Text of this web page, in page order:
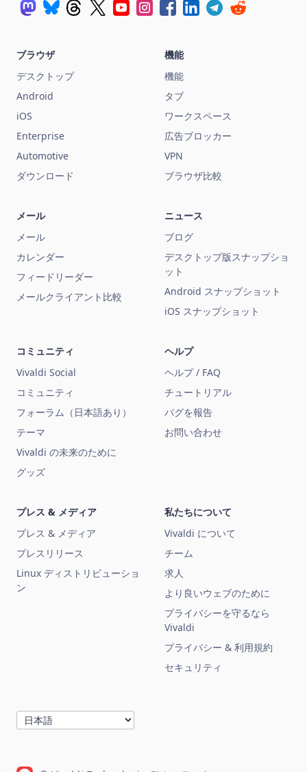
ブラウザ
デスクトップ
Android
iOS
Enterprise
Automotive
ダウンロード
機能
機能
タブ
ワークスペース
広告ブロッカー
VPN
ブラウザ比較
メール
メール
カレンダー
フィードリーダー
メールクライアント比較
ニュース
ブログ
デスクトップ版スナップショ
ット
Android スナップショット
iOS スナップショット
コミュニティ
Vivaldi Social
コミュニティ
フォーラム（日本語あり）
テーマ
Vivaldi の未来のために
グッズ
ヘルプ
ヘルプ / FAQ
チュートリアル
バグを報告
お問い合わせ
プレス & メディア
プレス & メディア
プレスリリース
Linux ディストリビューショ
ン
私たちについて
Vivaldi について
チーム
求人
より良いウェブのために
プライバシーを守るなら
Vivaldi
プライバシー & 利用規約
セキュリティ